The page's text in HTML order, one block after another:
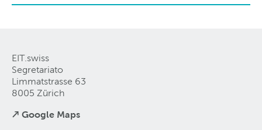
EIT.swiss
Segretariato
Limmatstrasse 63
8005 Zürich
↗ Google Maps